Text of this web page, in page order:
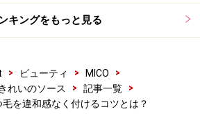
キングをもっと見る
> ビューティ > MICO
>
れいのソース
> 記事一覧
>
毛を違和感なく付けるコツとは？